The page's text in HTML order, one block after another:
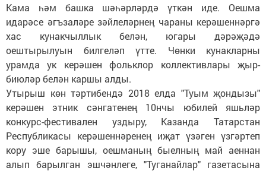
Кама һәм башка шәһәрләрдә үткән иде. Оешма
идарәсе әгъзаләре зәйлеләрнең чараны керәшеннәргә
хас кунакчыллык белән, югары дәрәҗәдә
оештырылуын билгеләп үтте. Чөнки кунакларны
урамда ук керәшен фольклор коллективлары җыр-
биюләр белән каршы алды.
Утырыш көн тәртибендә 2018 елда "Туым җондызы"
керәшен этник сәнгатенең 10нчы юбилей яшьләр
конкурс-фестивален уздыру, Казанда Татарстан
Республикасы керәшеннәренең иҗат үзәген үзгәртеп
кору эше барышы, оешманың быелның май аеннан
алып барылган эшчәнлеге, "Туганайлар" газетасына